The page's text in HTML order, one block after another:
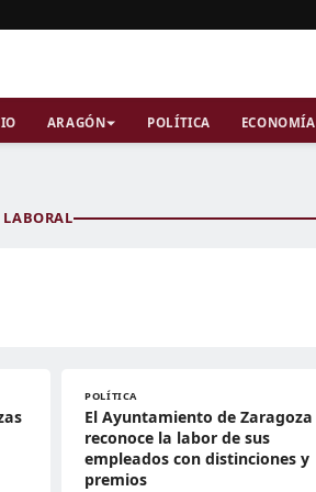
ARAGÓN POLÍTICA ECONOMÍA
POLÍTICA
El Ayuntamiento de Zaragoza
reconoce la labor de sus
empleados con distinciones y
premios